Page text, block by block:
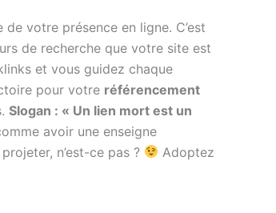
votre présence en ligne. C’est
de recherche que votre site est
et vous guidez chaque
pour votre référencement
Slogan : « Un lien mort est un
avoir une enseigne
n’est-ce pas ?
Adoptez